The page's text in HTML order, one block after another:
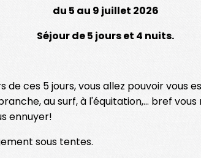
du 5 au 9 juillet 2026
Séjour de 5 jours et 4 nuits.
de ces 5 jours, vous allez pouvoir vous
au surf, à l'équitation,... bref vous
ennuyer!
sous tentes.